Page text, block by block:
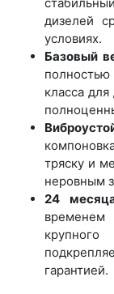
дизелей
условиях.
Базовый
класса
тряску и
неровным
24
временем
гарантией.